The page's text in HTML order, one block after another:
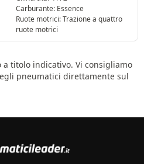
Carburante: Essence
Ruote motrici: Trazione a quattro
ruote motrici
titolo indicativo. Vi consigliamo
pneumatici direttamente sul